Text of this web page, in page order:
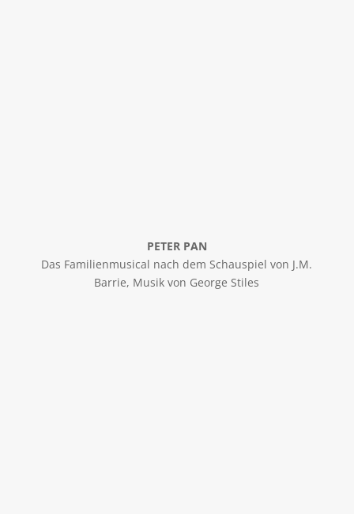
PETER PAN
Das Familienmusical nach dem Schauspiel von J.M.
Barrie, Musik von George Stiles